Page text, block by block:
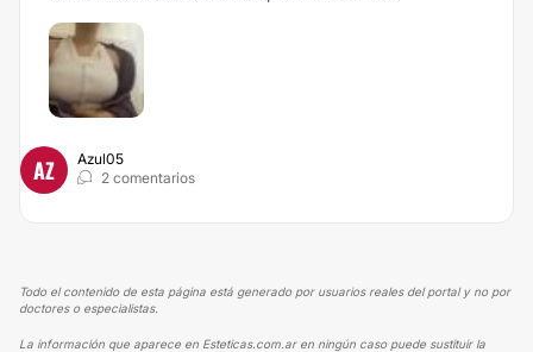
AZ
Azul05
2 comentarios
Todo el contenido de esta página está generado por usuarios reales del portal y no por
doctores o especialistas.
La información que aparece en Esteticas.com.ar en ningún caso puede sustituir la